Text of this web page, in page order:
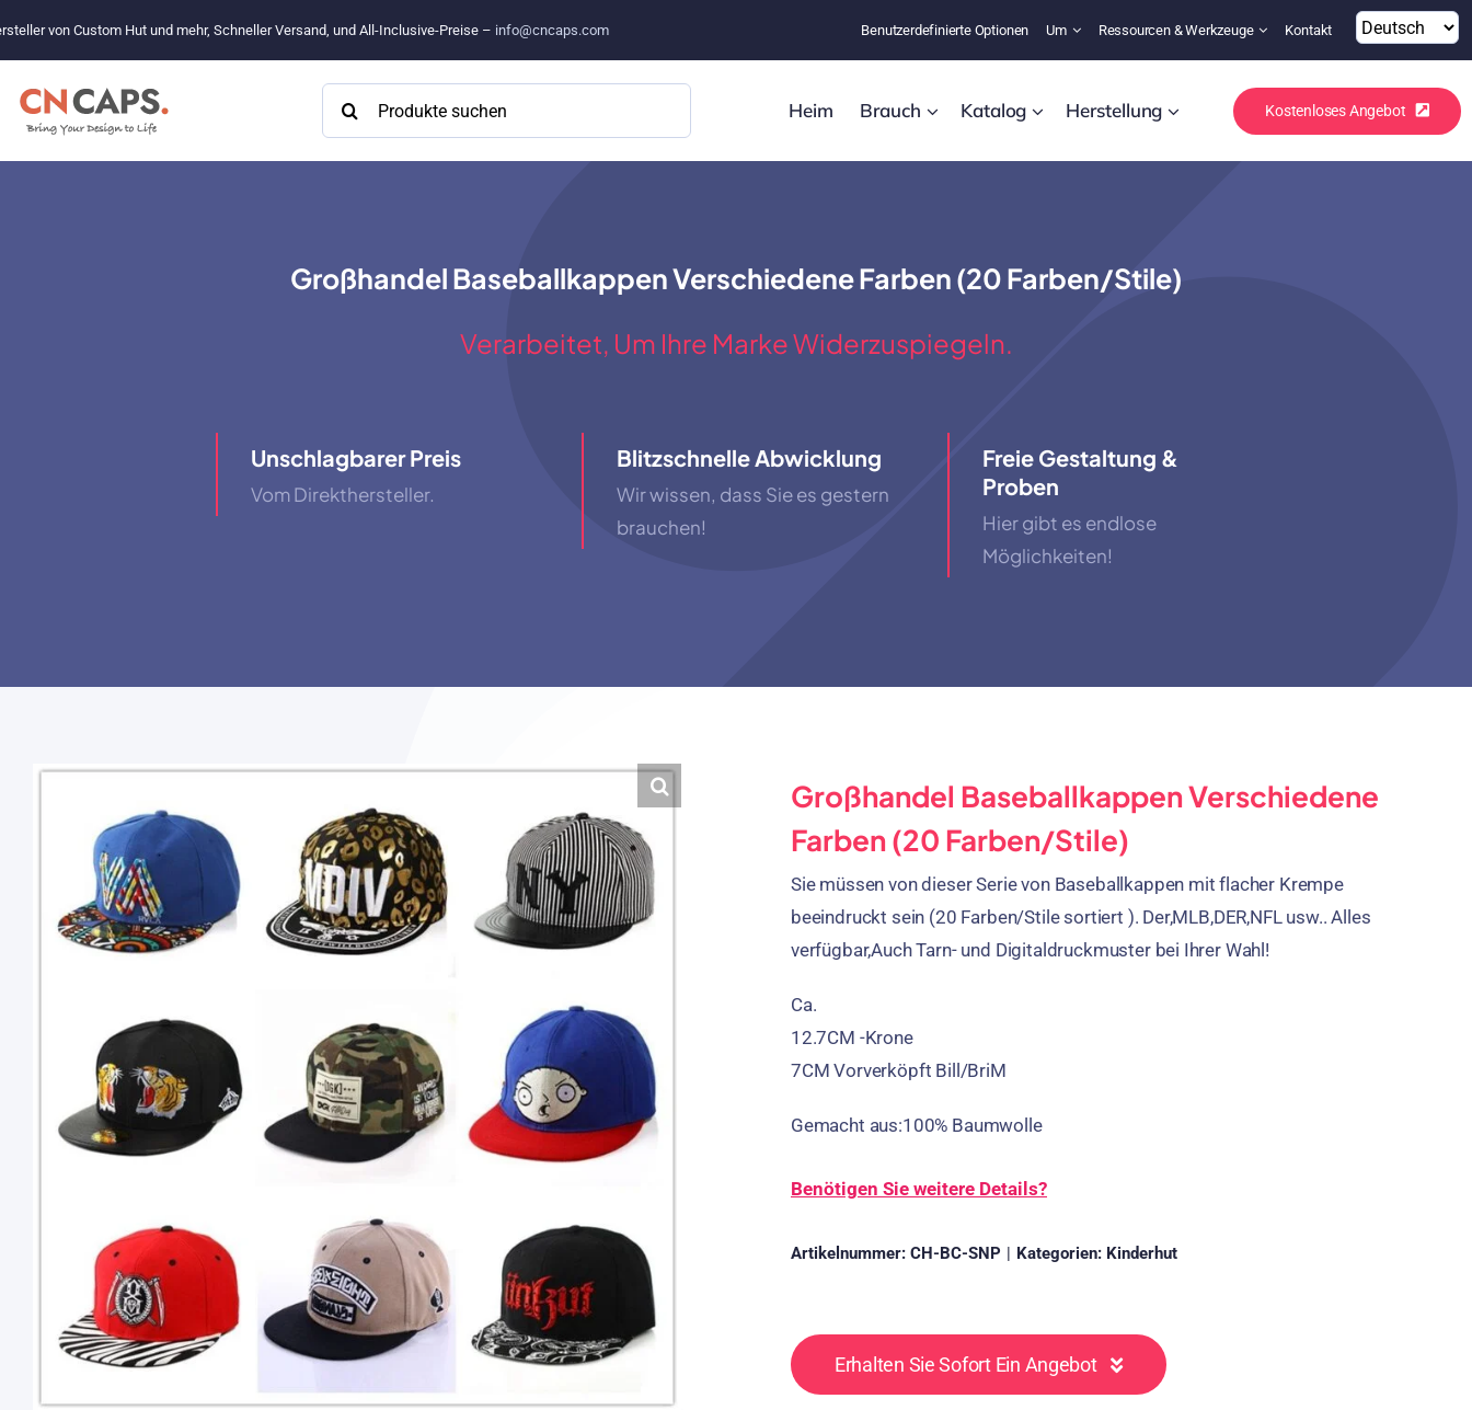
von Custom Hut und mehr, Schneller Versand, und All-Inclusive-Preise – info@cncaps.com Benutzerdefinierte Optionen Um Ressourcen & Werkzeuge Kontakt
Suchen
nach:
Heim Brauch Katalog Herstellung Kostenloses Angebot
Großhandel Baseballkappen Verschiedene Farben (20 Farben/Stile)
Verarbeitet, Um Ihre Marke Widerzuspiegeln.
Unschlagbarer Preis
Vom Direkthersteller.
Blitzschnelle Abwicklung
Wir wissen, dass Sie es gestern
brauchen!
Freie Gestaltung &
Proben
Hier gibt es endlose
Möglichkeiten!
Großhandel Baseballkappen Verschiedene
Farben (20 Farben/Stile)
Sie müssen von dieser Serie von Baseballkappen mit flacher Krempe
beeindruckt sein (20 Farben/Stile sortiert ). Der,MLB,DER,NFL usw.. Alles
verfügbar,Auch Tarn- und Digitaldruckmuster bei Ihrer Wahl!
Ca.
12.7CM -Krone
7CM Vorverköpft Bill/BriM
Gemacht aus:100% Baumwolle
Benötigen Sie weitere Details?
Artikelnummer: CH-BC-SNP | Kategorien: Kinderhut
Erhalten Sie Sofort Ein Angebot